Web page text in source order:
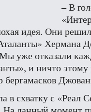
– В
идея. Они
Хермана
уже отказали
и ничто
бергамасков
в схватку с «Реал